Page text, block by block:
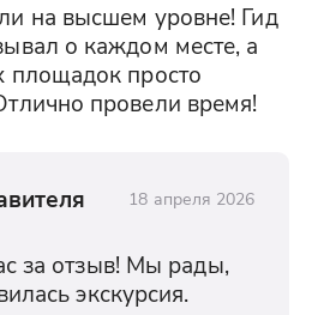
на высшем уровне! Гид
о каждом месте, а
площадок просто
провели время!
18 апреля 2026
за отзыв! Мы рады,
экскурсия.